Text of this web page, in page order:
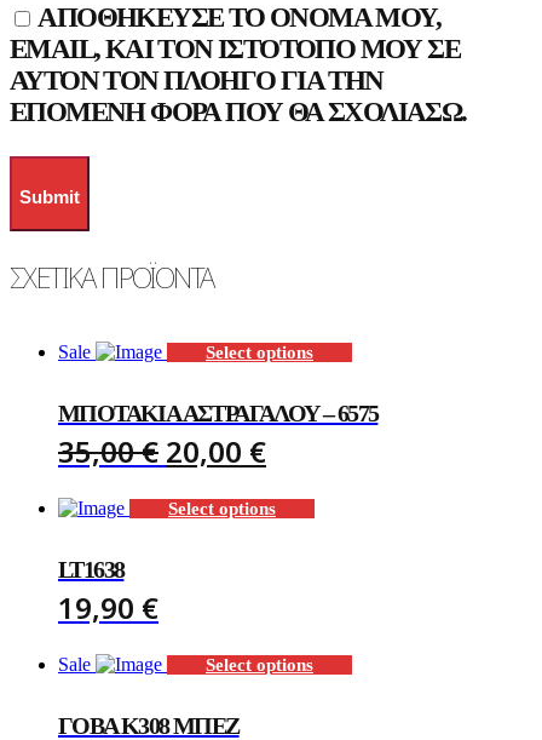
ΑΠΟΘΉΚΕΥΣΕ ΤΟ ΌΝΟΜΆ ΜΟΥ,
EMAIL, ΚΑΙ ΤΟΝ ΙΣΤΌΤΟΠΟ ΜΟΥ ΣΕ
ΑΥΤΌΝ ΤΟΝ ΠΛΟΗΓΌ ΓΙΑ ΤΗΝ
ΕΠΌΜΕΝΗ ΦΟΡΆ ΠΟΥ ΘΑ ΣΧΟΛΙΆΣΩ.
ΣΧΕΤΙΚΆ ΠΡΟΪΌΝΤΑ
Sale Select options
ΜΠΟΤΆΚΙΑ ΑΣΤΡΑΓΆΛΟΥ – 6575
35,00€ ORIGINAL
PRICE
WAS:
20,00 €CURRENT
PRICE
IS:
Select options
LT1638
19,90 €
Sale Select options
ΓΌΒΑ K308 ΜΠΈΖ